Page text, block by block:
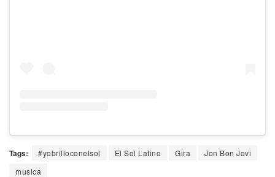
Tags: #yobrilloconelsol El Sol Latino Gira
Jon Bon Jovi
musica